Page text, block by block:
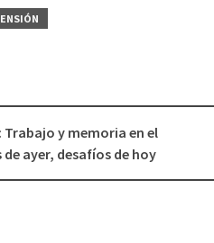
Trabajo y memoria en el
ayer, desafíos de hoy